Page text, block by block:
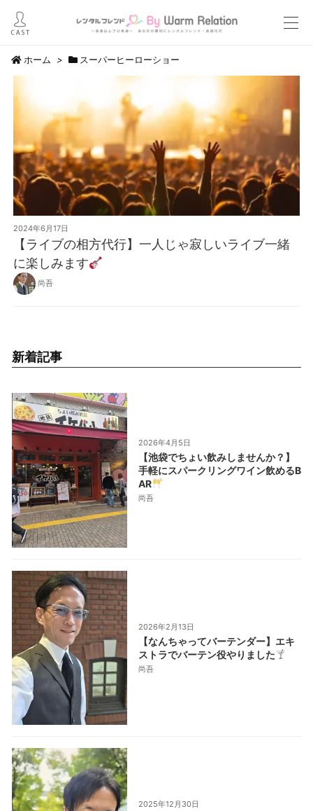
ホーム > スーパーヒーローショー
2024年6月17日
【ライブの相方代行】一人じゃ寂しいライブ一緒
に楽しみます
尚吾
新着記事
2026年4月5日
【池袋でちょい飲みしませんか？】
手軽にスパークリングワイン飲めるB
AR
尚吾
2026年2月13日
【なんちゃってバーテンダー】エキ
ストラでバーテン役やりました
尚吾
2025年12月30日